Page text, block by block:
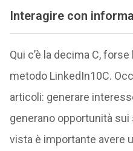
Interagire con
Qui c’è la decima C,
metodo LinkedIn10C.
articoli: generare
generano opportunità
vista è importante avere